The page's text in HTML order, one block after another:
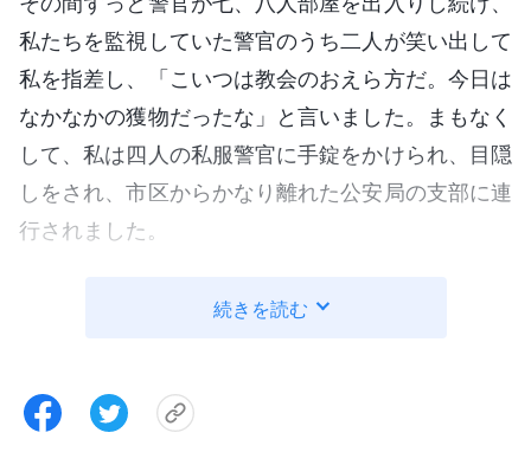
私たちを監視していた警官のうち二人が笑い出して
私を指差し、「こいつは教会のおえら方だ。今日は
なかなかの獲物だったな」と言いました。まもなく
して、私は四人の私服警官に手錠をかけられ、目隠
しをされ、市区からかなり離れた公安局の支部に連
行されました。
ぞっとするように冷たく見える「トラの椅子」を見
のよだつ話が脳裏に浮かんできました。悪しき警官
にどんな拷問を加えられるのかと思うと極度に怖く
続きを読む